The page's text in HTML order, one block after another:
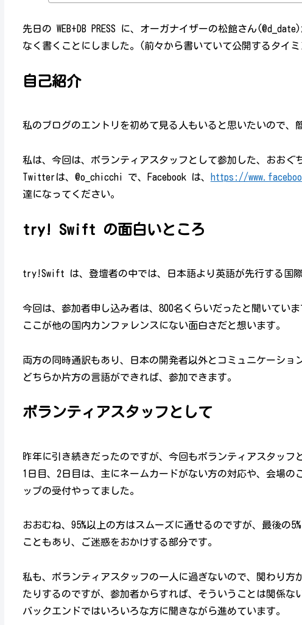
先日の WEB+DB PRESS に、オーガナイザーの松館さん
なく書くことにしました。(前々から書いていて公開するタイ
自己紹介
私のブログのエントリを初めて見る人もいると思いたいので、
私は、今回は、ボランティアスタッフとして参加した、おおぐ
Twitterは、@o_chicchi で、Facebook は、
https://
達になってください。
try! Swift の面白いところ
try!Swift は、登壇者の中では、日本語より英語が先行する国際
今回は、参加者申し込み者は、800名くらいだったと聞いてい
ここが他の国内カンファレンスにない面白さだと想います。
両方の同時通訳もあり、日本の開発者以外とコミュニケーショ
どちらか片方の言語ができれば、参加できます。
ボランティアスタッフとして
昨年に引き続きだったのですが、今回もボランティアスタッフ
1日目、2日目は、主にネームカードがない方の対応や、会場の
ップの受付やってました。
おおむね、95%以上の方はスムーズに通せるのですが、最後の
こともあり、ご迷惑をおかけする部分です。
私も、ボランティアスタッフの一人に過ぎないので、関わり方
たりするのですが、参加者からすれば、そういうことは関係な
バックエンドではいろいろな方に聞きながら進めています。